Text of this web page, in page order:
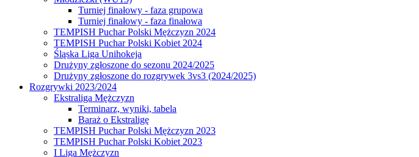
Turniej finałowy - faza grupowa
Turniej finałowy - faza finałowa
TEMPISH Puchar Polski Mężczyzn 2024
TEMPISH Puchar Polski Kobiet 2024
Śląska Liga Unihokeja
Drużyny zgłoszone do sezonu 2024/2025
Drużyny zgłoszone do rozgrywek 3vs3 (2024/2025)
Rozgrywki 2023/2024
Ekstraliga Mężczyzn
Terminarz, wyniki, tabela
Baraż o Ekstraligę
TEMPISH Puchar Polski Mężczyzn 2023
TEMPISH Puchar Polski Kobiet 2023
I Liga Mężczyzn